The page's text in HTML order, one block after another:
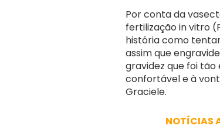
Por conta da
fertilização in vitro
história como
assim que
gravidez que foi tão
confortável e à
Graciele.
NOTÍCIAS